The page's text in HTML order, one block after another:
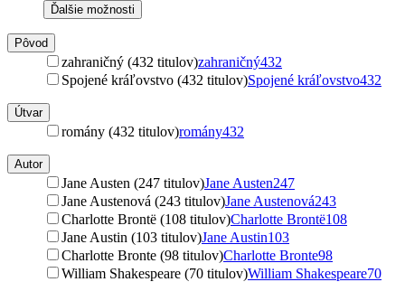
Ďalšie možnosti
Pôvod
zahraničný (432 titulov)zahraničný432
Spojené kráľovstvo (432 titulov)Spojené kráľovstvo432
Útvar
romány (432 titulov)romány432
Autor
Jane Austen (247 titulov)Jane Austen247
Jane Austenová (243 titulov)Jane Austenová243
Charlotte Brontë (108 titulov)Charlotte Brontë108
Jane Austin (103 titulov)Jane Austin103
Charlotte Bronte (98 titulov)Charlotte Bronte98
William Shakespeare (70 titulov)William Shakespeare70